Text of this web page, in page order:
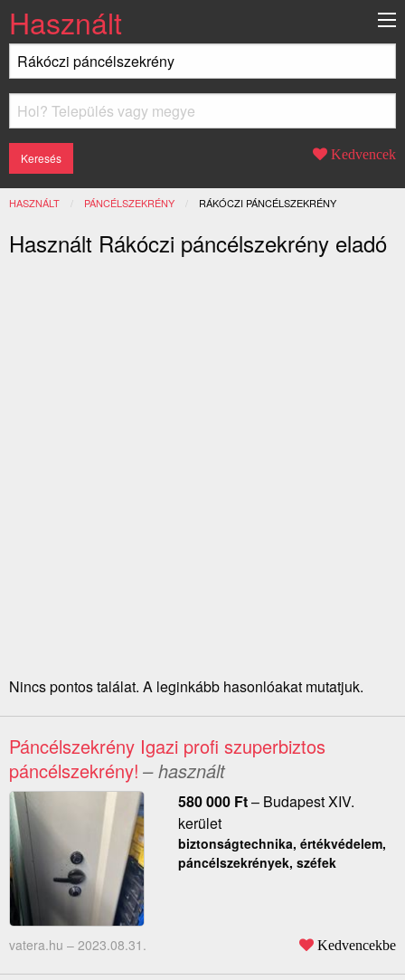
Használt
Kedvencek
HASZNÁLT PÁNCÉLSZEKRÉNY JELENLEGI:
RÁKÓCZI PÁNCÉLSZEKRÉNY
Használt Rákóczi páncélszekrény eladó
Nincs pontos találat. A leginkább hasonlóakat mutatjuk.
Páncélszekrény Igazi profi szuperbiztos
páncélszekrény! – használt
580 000 Ft– Budapest XIV.
kerület
biztonságtechnika, értékvédelem,
páncélszekrények, széfek
vatera.hu – 2023.08.31. Kedvencekbe